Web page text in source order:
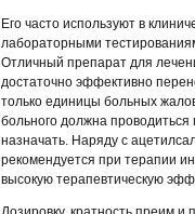
Его часто используют в
лабораторными
Отличный препарат для
достаточно эффективно
только единицы больных
больного должна
назначать. Наряду с
рекомендуется при терапии
высокую терапевтическую